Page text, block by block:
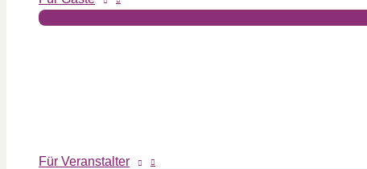
Für Veranstalter